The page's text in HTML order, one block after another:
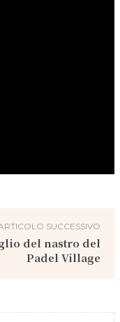
SUCCESSIVO
del nastro del
Padel Village